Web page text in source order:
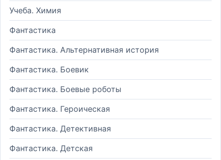
Учеба. Химия
Фантастика
Фантастика. Альтернативная история
Фантастика. Боевик
Фантастика. Боевые роботы
Фантастика. Героическая
Фантастика. Детективная
Фантастика. Детская